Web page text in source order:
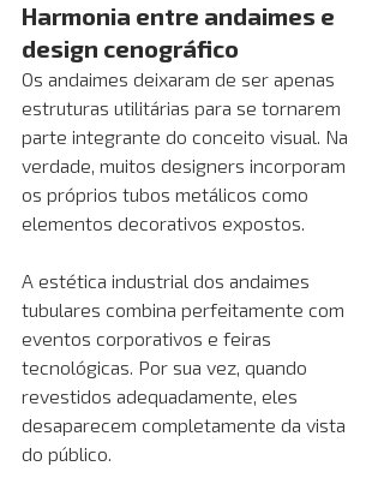
Harmonia entre andaimes e
design cenográfico
Os andaimes deixaram de ser apenas
estruturas utilitárias para se tornarem
parte integrante do conceito visual. Na
verdade, muitos designers incorporam
os próprios tubos metálicos como
elementos decorativos expostos.
A estética industrial dos andaimes
tubulares combina perfeitamente com
eventos corporativos e feiras
tecnológicas. Por sua vez, quando
revestidos adequadamente, eles
desaparecem completamente da vista
do público.